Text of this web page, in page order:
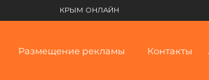
КРЫМ ОНЛАЙН
Размещение рекламы Контакты